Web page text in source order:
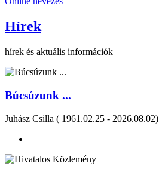
Hírek
hírek és aktuális információk
Búcsúzunk ...
Juhász Csilla ( 1961.02.25 - 2026.08.02)